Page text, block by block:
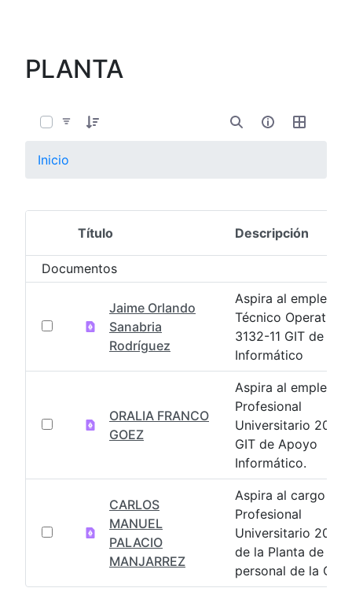
PLANTA
Inicio
Selección del elemento
Título Descripción
Documentos
Jaime Orlando
Sanabria
Rodríguez
Aspira al empleo
Técnico Operativo
3132-11 GIT de
Informático
ORALIA FRANCO
GOEZ
Aspira al empleo
Profesional
Universitario
GIT de Apoyo
Informático.
CARLOS
MANUEL
PALACIO
MANJARREZ
Aspira al cargo
Profesional
Universitario
de la Planta de
personal de la